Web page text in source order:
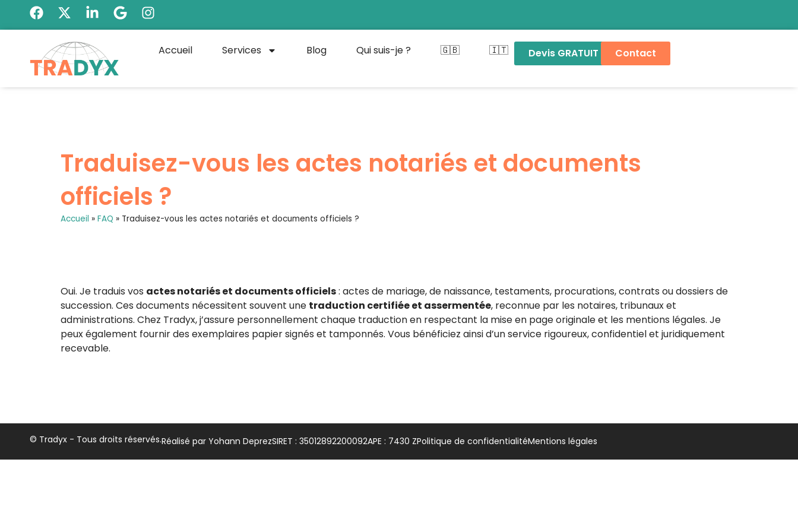
Accueil Services Blog Qui suis-je ? 🇬🇧 🇮🇹 Devis GRATUIT Contact
Traduisez-vous les actes notariés et documents
officiels ?
Accueil » FAQ » Traduisez-vous les actes notariés et documents officiels ?
Oui. Je traduis vos actes notariés et documents officiels: actes de mariage, de naissance, testaments, procurations, contrats ou dossiers de
succession. Ces documents nécessitent souvent une traduction certifiée et assermentée, reconnue par les notaires, tribunaux et
administrations. Chez Tradyx, j’assure personnellement chaque traduction en respectant la mise en page originale et les mentions légales. Je
peux également fournir des exemplaires papier signés et tamponnés. Vous bénéficiez ainsi d’un service rigoureux, confidentiel et juridiquement
recevable.
© Tradyx - Tous droits réservés.Réalisé par Yohann DeprezSIRET : 35012892200092APE : 7430 ZPolitique de confidentialitéMentions légales